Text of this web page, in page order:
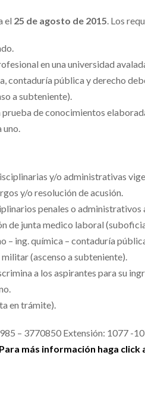
el 25 de agosto de 2015. Los
en una universidad
contaduría pública y derecho
a subteniente).
prueba de conocimientos
uno.
y/o administrativas
y/o resolución de acusión.
penales o
de junta medico laboral
– ing. química – contaduría
(ascenso a subteniente).
a los aspirantes para su
en trámite).
– 3770850 Extensión: 1077 -
Para más información haga click